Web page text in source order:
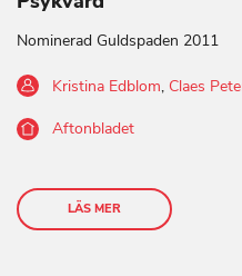
Nominerad Guldspaden 2011
Kristina Edblom, Claes
Aftonbladet
LÄS MER